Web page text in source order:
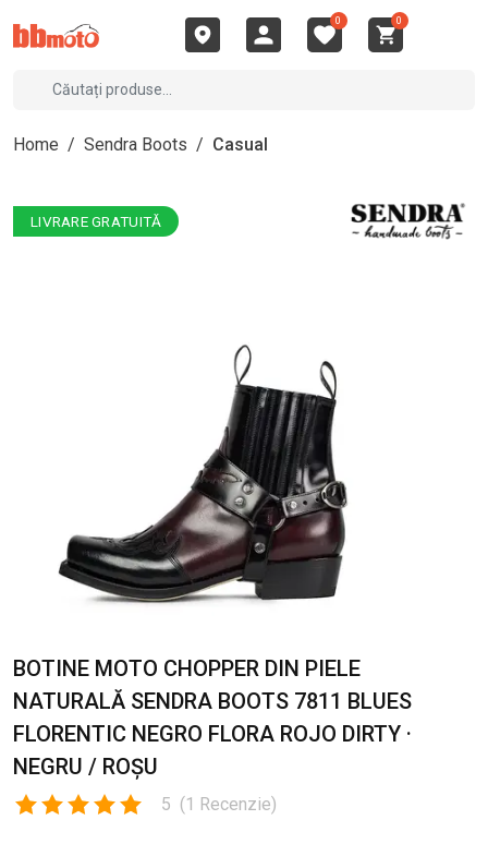
0 0
Home / Sendra Boots / Casual
LIVRARE GRATUITĂ
BOTINE MOTO CHOPPER DIN PIELE
NATURALĂ SENDRA BOOTS 7811 BLUES
FLORENTIC NEGRO FLORA ROJO DIRTY ·
NEGRU / ROȘU
5 (1 Recenzie)